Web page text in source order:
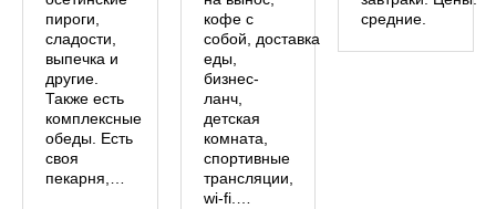
пироги,
сладости,
выпечка и
другие.
Также есть
комплексные
обеды. Есть
своя
пекарня,…
кофе с
собой, доставка
еды,
бизнес-
ланч,
детская
комната,
спортивные
трансляции,
wi-fi.…
средние.